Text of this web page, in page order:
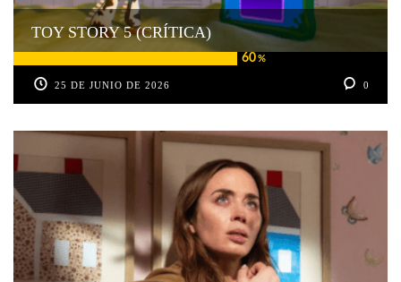
60%
TOY STORY 5 (CRÍTICA)
25 DE JUNIO DE 2026 0